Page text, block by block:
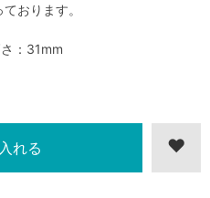
おります。
：31mm